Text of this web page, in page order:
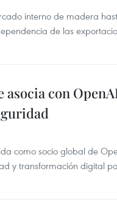
interno de madera
de las
asocia con
como socio global de
y transformación digital